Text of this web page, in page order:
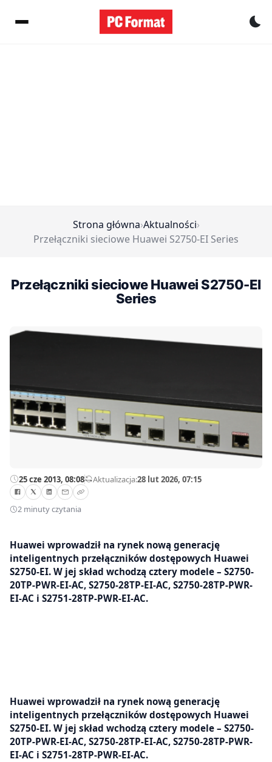
Strona główna›Aktualności›
Przełączniki sieciowe Huawei S2750-EI Series
Przełączniki sieciowe Huawei S2750-EI
Series
25 cze 2013, 08:08—Aktualizacja:28 lut 2026, 07:15
2 minuty czytania
Huawei wprowadził na rynek nową generację
inteligentnych przełączników dostępowych Huawei
S2750-EI. W jej skład wchodzą cztery modele – S2750-
20TP-PWR-EI-AC, S2750-28TP-EI-AC, S2750-28TP-PWR-
EI-AC i S2751-28TP-PWR-EI-AC.
Huawei wprowadził na rynek nową generację
inteligentnych przełączników dostępowych Huawei
S2750-EI. W jej skład wchodzą cztery modele – S2750-
20TP-PWR-EI-AC, S2750-28TP-EI-AC, S2750-28TP-PWR-
EI-AC i S2751-28TP-PWR-EI-AC.